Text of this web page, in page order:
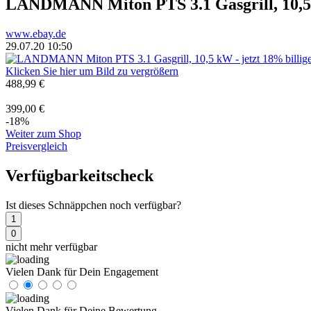
LANDMANN Miton PTS 3.1 Gasgrill,
www.ebay.de
29.07.20 10:50
Klicken Sie hier um Bild zu vergrößern
488,99 €
399,00 €
-18%
Weiter zum Shop
Preisvergleich
Verfügbarkeitscheck
Ist dieses Schnäppchen noch verfügbar?
1
0
nicht mehr verfügbar
Vielen Dank für Dein Engagement